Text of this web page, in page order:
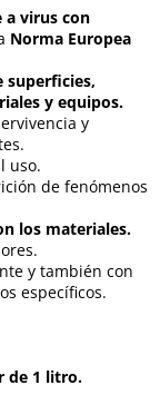
a virus con
Norma Europea
superficies,
y equipos.
y
uso.
de fenómenos
los materiales.
y también con
específicos.
de 1 litro.